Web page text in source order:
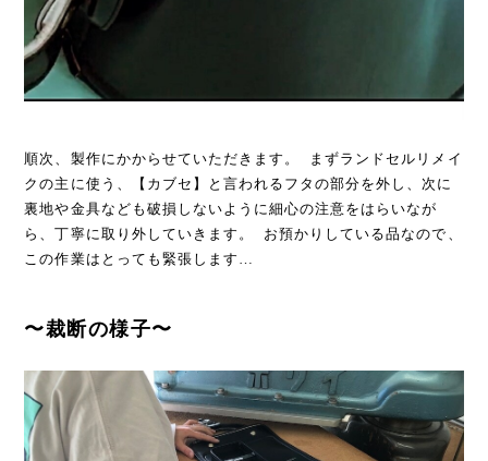
順次、製作にかからせていただきます。 まずランドセルリメイ
クの主に使う、【カブセ】と言われるフタの部分を外し、次に
裏地や金具なども破損しないように細心の注意をはらいなが
ら、丁寧に取り外していきます。 お預かりしている品なので、
この作業はとっても緊張します…
〜裁断の様子〜